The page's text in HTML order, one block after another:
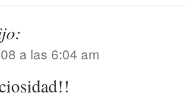
a las 6:04 am